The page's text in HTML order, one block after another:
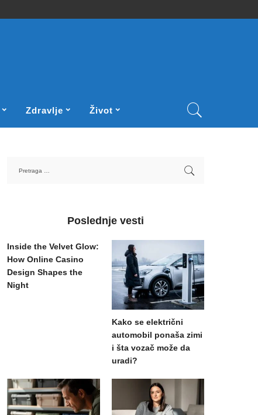
Zdravlje Život
Poslednje vesti
Inside the Velvet Glow:
How Online Casino
Design Shapes the
Night
Kako se električni
automobil ponaša zimi
i šta vozač može da
uradi?